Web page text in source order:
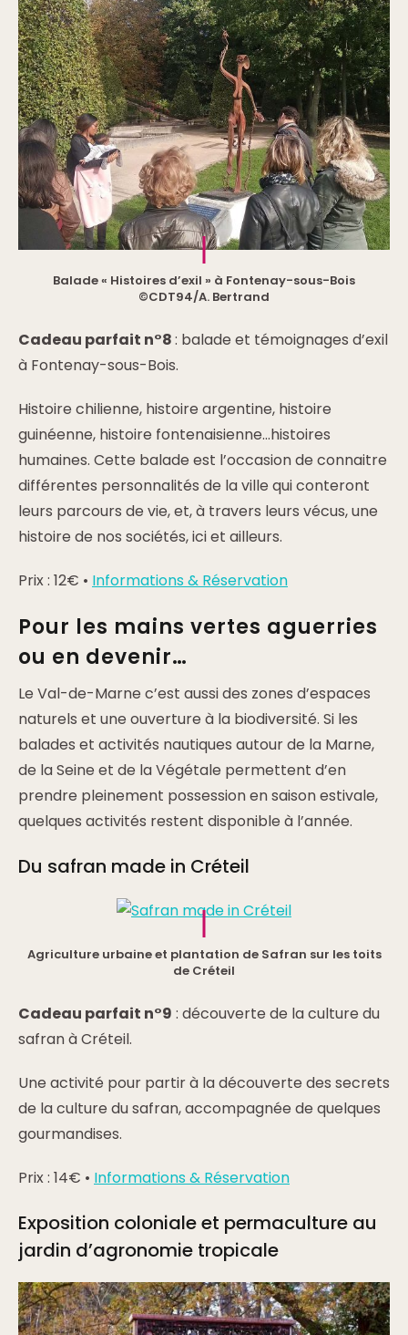
Balade « Histoires d’exil » à Fontenay-sous-Bois
©CDT94/A. Bertrand
Cadeau parfait n°8: balade et témoignages d’exil
à Fontenay-sous-Bois.
Histoire chilienne, histoire argentine, histoire
guinéenne, histoire fontenaisienne…histoires
humaines. Cette balade est l’occasion de connaitre
différentes personnalités de la ville qui conteront
leurs parcours de vie, et, à travers leurs vécus, une
histoire de nos sociétés, ici et ailleurs.
Prix : 12€ • Informations & Réservation
Pour les mains vertes aguerries
ou en devenir…
Le Val-de-Marne c’est aussi des zones d’espaces
naturels et une ouverture à la biodiversité. Si les
balades et activités nautiques autour de la Marne,
de la Seine et de la Végétale permettent d’en
prendre pleinement possession en saison estivale,
quelques activités restent disponible à l’année.
Du safran made in Créteil
Agriculture urbaine et plantation de Safran sur les toits
de Créteil
Cadeau parfait n°9 : découverte de la culture du
safran à Créteil.
Une activité pour partir à la découverte des secrets
de la culture du safran, accompagnée de quelques
gourmandises.
Prix : 14€ • Informations & Réservation
Exposition coloniale et permaculture au
jardin d’agronomie tropicale